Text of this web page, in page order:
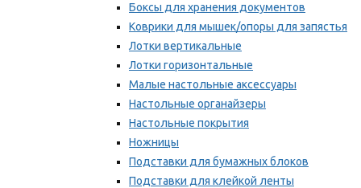
Боксы для хранения документов
Коврики для мышек/опоры для запястья
Лотки вертикальные
Лотки горизонтальные
Малые настольные аксессуары
Настольные органайзеры
Настольные покрытия
Ножницы
Подставки для бумажных блоков
Подставки для клейкой ленты